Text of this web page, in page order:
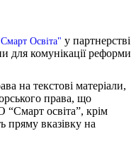
Освіта" у партнерстві
для комунікації реформи
на текстові матеріали,
права, що
“Смарт освіта”, крім
пряму вказівку на